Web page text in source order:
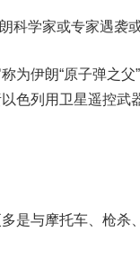
学家或专家遇袭或
为伊朗“原子弹之父
色列用卫星遥控武
与摩托车、枪杀